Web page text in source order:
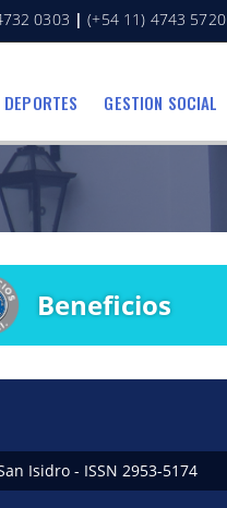
0303 | (+54 11) 4743 5720
GESTION SOCIAL
Beneficios
Isidro - ISSN 2953-5174